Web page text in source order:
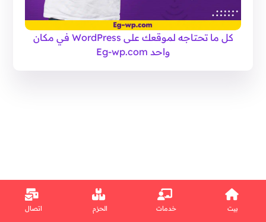
كل ما تحتاجه لموقعك على WordPress في مكان
واحد Eg-wp.com
بيت خدمات الحزم اتصال